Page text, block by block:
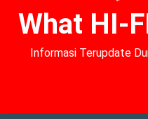
What HI-
Informasi Terupdate